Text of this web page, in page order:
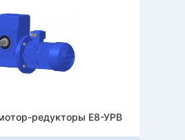
редукторы Е8-УРВ